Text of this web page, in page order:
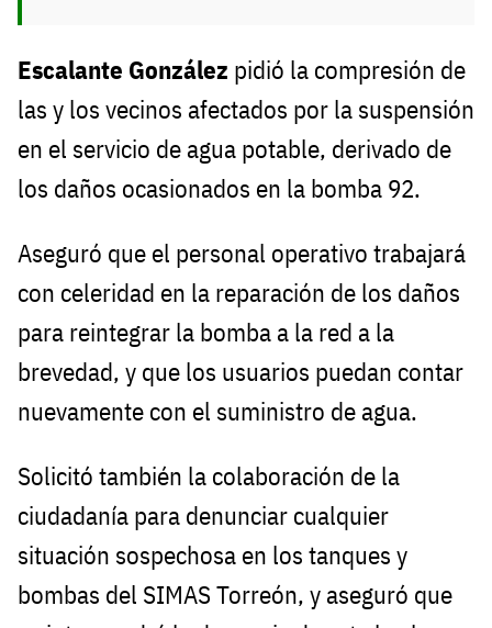
Escalante González pidió la compresión de
las y los vecinos afectados por la suspensión
en el servicio de agua potable, derivado de
los daños ocasionados en la bomba 92.
Aseguró que el personal operativo trabajará
con celeridad en la reparación de los daños
para reintegrar la bomba a la red a la
brevedad, y que los usuarios puedan contar
nuevamente con el suministro de agua.
Solicitó también la colaboración de la
ciudadanía para denunciar cualquier
situación sospechosa en los tanques y
bombas del SIMAS Torreón, y aseguró que